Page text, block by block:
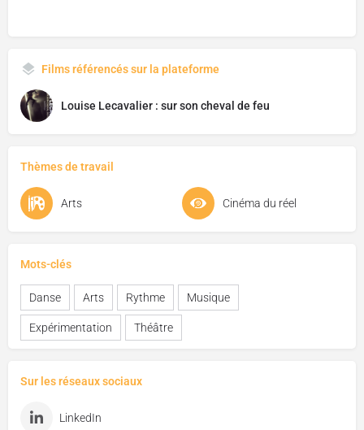
Films référencés sur la plateforme
Louise Lecavalier : sur son cheval de feu
Thèmes de travail
Arts Cinéma du réel
Mots-clés
Danse Arts Rythme Musique
Expérimentation Théâtre
Sur les réseaux sociaux
LinkedIn